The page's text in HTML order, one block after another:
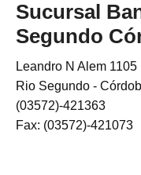
Sucursal
Segundo
Leandro N Alem 1105
Rio Segundo -
(03572)-421363
Fax: (03572)-421073